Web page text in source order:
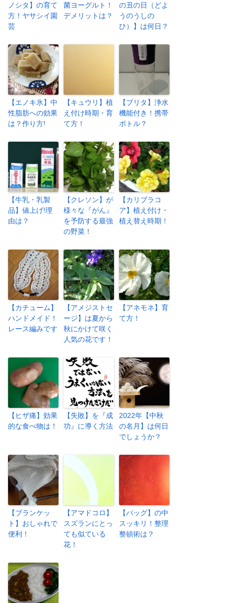
ノシタ】の育て
方！ヤサシイ園
芸
菌ヨーグルト！
デメリットは？
の丑の日（どよ
うのうしの
ひ）】は何日？
【エノキ氷】中
性脂肪への効果
は？作り方!
【キュウリ】植
え付け時期・育
て方！
【ブリタ】浄水
機能付き！携帯
ボトル？
【牛乳・乳製
品】値上げ!理
由は？
【クレソン】が
様々な『がん』
を予防する最強
の野菜！
【カリブラコ
ア】植え付け・
植え替え時期！
【カチューム】
ハンドメイド！
レース編みです
【アメジストセ
ージ】は夏から
秋にかけて咲く
人気の花です！
【アネモネ】育
て方！
【ヒザ痛】効果
的な食べ物は！
【失敗】を『成
功』に導く方法
2022年【中秋
の名月】は何日
でしょうか？
【ブランケッ
ト】おしゃれで
便利！
【アマドコロ】
スズランにとっ
ても似ている
花！
【バッグ】の中
スッキリ！整理
整頓術は？